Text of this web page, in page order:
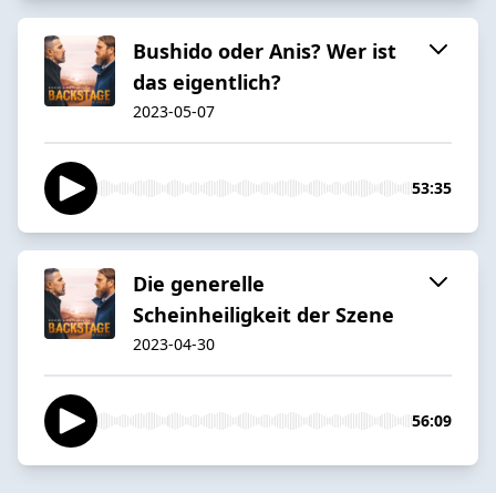
Bushido oder Anis? Wer ist
das eigentlich?
2023-05-07
53:35
Die generelle
Scheinheiligkeit der Szene
2023-04-30
56:09